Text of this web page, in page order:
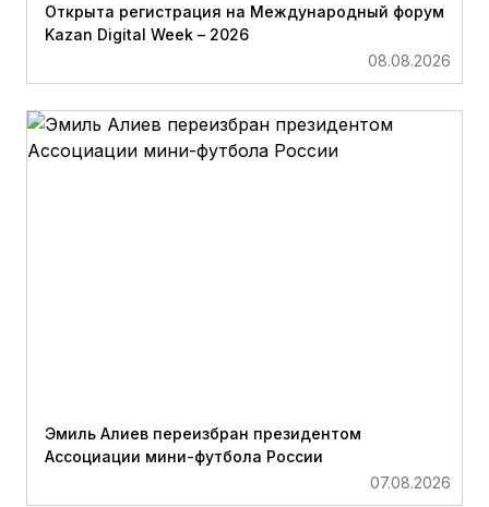
Открыта регистрация на Международный форум
Kazan Digital Week – 2026
08.08.2026
Эмиль Алиев переизбран президентом
Ассоциации мини-футбола России
07.08.2026